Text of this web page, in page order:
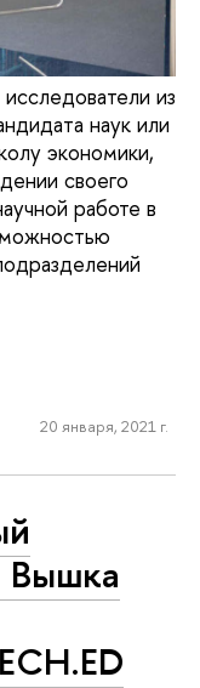
из
наук или
экономики,
своего
работе в
20 января, 2021 г.
Вышка